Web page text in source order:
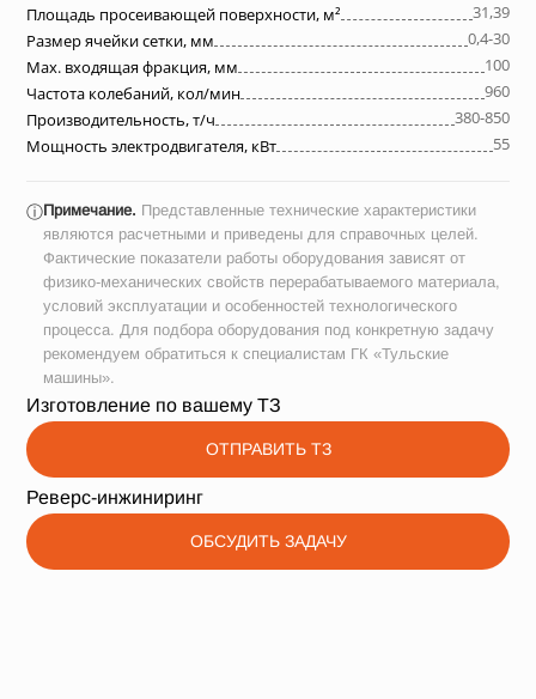
Площадь просеивающей поверхности, м²
31,39
Размер ячейки сетки, мм
0,4-30
Max. входящая фракция, мм
100
Частота колебаний, кол/мин
960
Производительность, т/ч
380-850
Мощность электродвигателя, кВт
55
ⓘПримечание. Представленные технические характеристики
являются расчетными и приведены для справочных целей.
Фактические показатели работы оборудования зависят от
физико-механических свойств перерабатываемого материала,
условий эксплуатации и особенностей технологического
процесса. Для подбора оборудования под конкретную задачу
рекомендуем обратиться к специалистам ГК «Тульские
машины».
Изготовление по вашему ТЗ
ОТПРАВИТЬ ТЗ
Реверс-инжиниринг
ОБСУДИТЬ ЗАДАЧУ